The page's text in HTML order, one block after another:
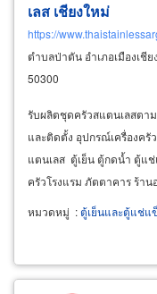
เลส เชียงใหม่
https://
ตำบลป่าตัน อำเภอเมืองเชี
50300
รับผลิตชุดครัวสแตนเลสตา
และติดตั้ง อุปกรณ์เครื่องครั
แตนเลส ตู้เย็น ตู้กดน้ำ ตู้แ
ครัวโรงแรม ภัตตาคาร ร้าน
อาหาร ฟู้ดเซ็นเตอร์ ฟู้ดคอ
ยุโรป ห้องเย็น และอุปกรณ์
หมวดหมู่ :ตู้เย็นและตู้แช่แ